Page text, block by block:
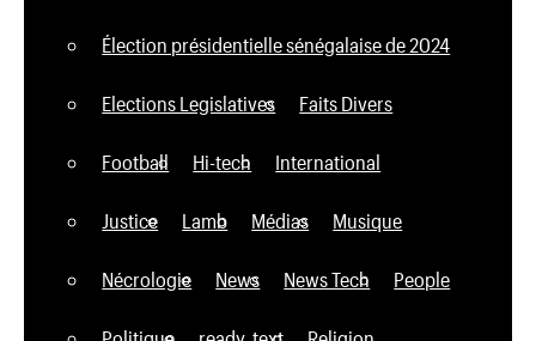
Élection présidentielle sénégalaise de 2024
Elections Legislatives Faits Divers
Football Hi-tech International
Justice Lamb Médias Musique
Nécrologie News News Tech People